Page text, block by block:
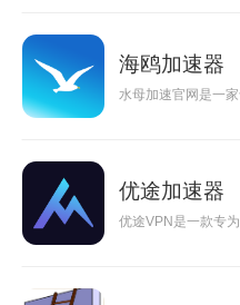
海鸥加速器
水母加速官网是一
优途加速器
优途VPN是一款专